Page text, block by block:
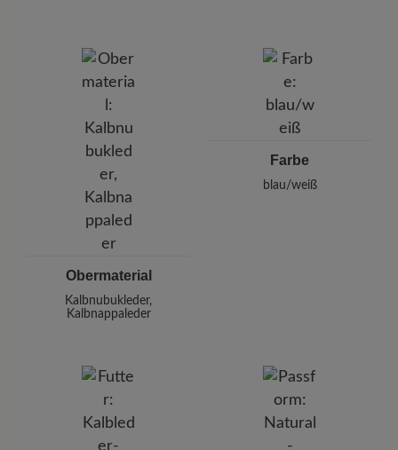
Pleidelsheimer Str. 15/1, 74321 Bietigheim-Bissingen,
E-mail:
kundenbetreuung@baer-schuhe.de
Obermaterial
Kalbnubukleder,
Kalbnappaleder
Farbe
blau/weiß